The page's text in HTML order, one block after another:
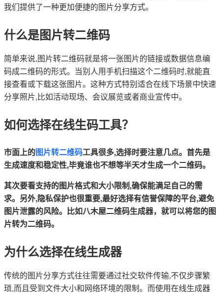
我们提供了一种更加便捷的图片分享方式。
什么是图片转二维码
简单来说,图片转二维码就是将一张图片的链接或数据信息编
码成二维码的形式。当别人用手机扫描这个二维码时,就能直
接查看或下载这张图片。这种方式特别适合在线下场景中快速
分享照片,比如活动现场、会议展览或者商业宣传中。
如何选择在线生码工具？
市面上的图片转二维码工具很多,选择时要注意几点。首先是
生成速度和稳定性,毕竟谁也不想等半天才生成一个二维码。
其次要看支持的图片格式和大小限制,确保能满足自己的需
求。另外,隐私保护也很重要,最好选择有信誉保障的平台,避免
图片泄露的风险。比如八木屋二维码生成器，就可以将您的图
片转为二维码。
为什么选择在线生成器
传统的图片分享方式往往需要通过社交软件传输,不仅步骤繁
琐,而且受到文件大小和网络环境的限制。而使用在线生成器